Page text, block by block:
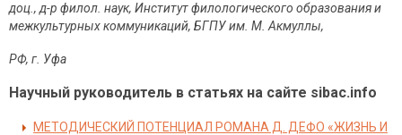
доц., д-р филол. наук, Институт филологического образования и
межкультурных коммуникаций, БГПУ им. М. Акмуллы,
РФ, г. Уфа
Научный руководитель в статьях на сайте sibac.info
МЕТОДИЧЕСКИЙ ПОТЕНЦИАЛ РОМАНА Д. ДЕФО «ЖИЗНЬ И